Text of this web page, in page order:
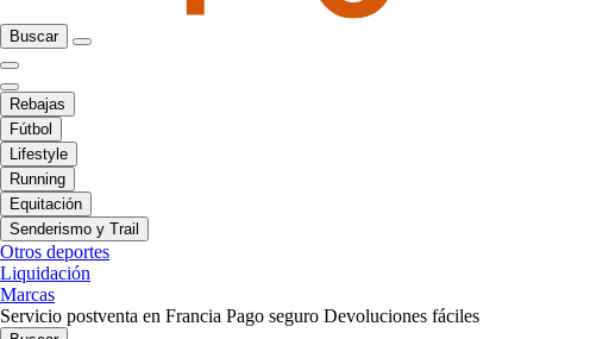
Buscar
Rebajas
Fútbol
Lifestyle
Running
Equitación
Senderismo y Trail
Otros deportes
Liquidación
Marcas
Servicio postventa en Francia Pago seguro Devoluciones fáciles